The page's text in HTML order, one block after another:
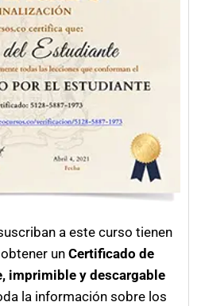
a este curso tienen
unCertificado de
imprimible y descargable
la información sobre los